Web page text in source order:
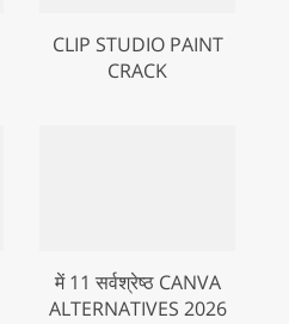
CLIP STUDIO PAINT
CRACK
में 11 सर्वश्रेष्ठ CANVA
ALTERNATIVES 2026